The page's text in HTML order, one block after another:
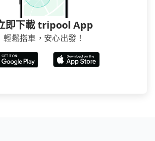
即下載 tripool App
輕鬆搭車，安心出發！